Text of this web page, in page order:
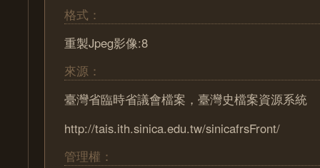
格式：
重製Jpeg影像:8
來源：
臺灣省臨時省議會檔案，臺灣史檔案資源系統
http://tais.ith.sinica.edu.tw/sinicafrsFront/
管理權：